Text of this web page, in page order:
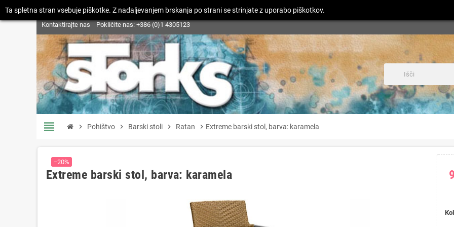
Kontaktirajte nas Pokličite nas: +386 (0)1 4305123
view_headline chevron_right Pohištvo chevron_right Barski stoli chevron_right Ratan chevron_right Extreme barski stol, barva: karamela
Extreme barski stol, barva: karamela
−20%
Ta spletna stran vsebuje piškotke. Z nadaljevanjem brskanja po strani se strinjate z uporabo piškotkov.